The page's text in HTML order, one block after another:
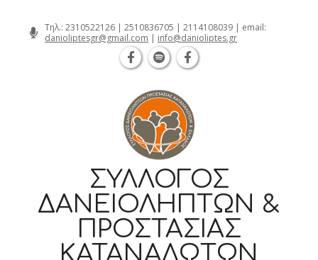
Τηλ.: 2310522126 | 2510836705 | 2114108039 | email:
danioliptesgr@gmail.com | info@danioliptes.gr
ΣΎΛΛΟΓΟΣ
ΔΑΝΕΙΟΛΗΠΤΏΝ &
ΠΡΟΣΤΑΣΊΑΣ
ΚΑΤΑΝΑΛΩΤΏΝ